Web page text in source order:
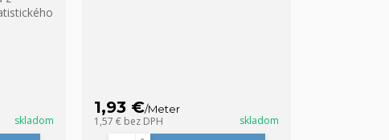
skladom
1,93 €/Meter
1,57 € bez DPH skladom